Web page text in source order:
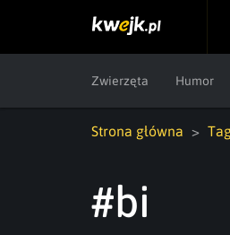
Zwierzęta Humor
Strona główna
#bi